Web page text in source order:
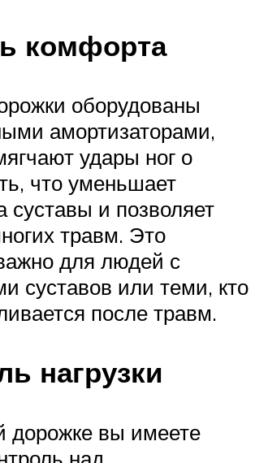
комфорта
оборудованы
амортизаторами,
удары ног о
что уменьшает
суставы и позволяет
травм. Это
для людей с
суставов или теми, кто
после травм.
нагрузки
дорожке вы имеете
над